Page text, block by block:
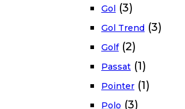
Gol (3)
Gol Trend (3)
Golf (2)
Passat (1)
Pointer (1)
Polo (3)